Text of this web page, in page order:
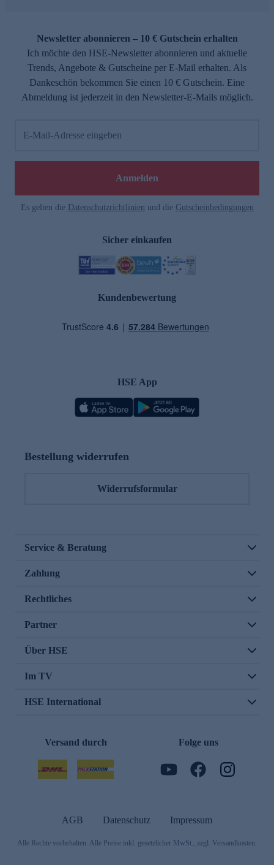
Newsletter abonnieren – 10 € Gutschein erhalten
Ich möchte den HSE-Newsletter abonnieren und aktuelle
Trends, Angebote & Gutscheine per E-Mail erhalten. Als
Dankeschön bekommen Sie einen 10 € Gutschein. Eine
Abmeldung ist jederzeit in den Newsletter-E-Mails möglich.
E-Mail-Adresse eingeben
Anmelden
Es gelten die Datenschutzrichtlinien und die Gutscheinbedingungen
Sicher einkaufen
Kundenbewertung
HSE App
Bestellung widerrufen
Widerrufsformular
Service & Beratung
Zahlung
Rechtliches
Partner
Über HSE
Im TV
HSE International
Versand durch Folge uns
AGB Datenschutz Impressum
Alle Rechte vorbehalten. Alle Preise inkl. gesetzlicher MwSt., zzgl. Versandkosten.